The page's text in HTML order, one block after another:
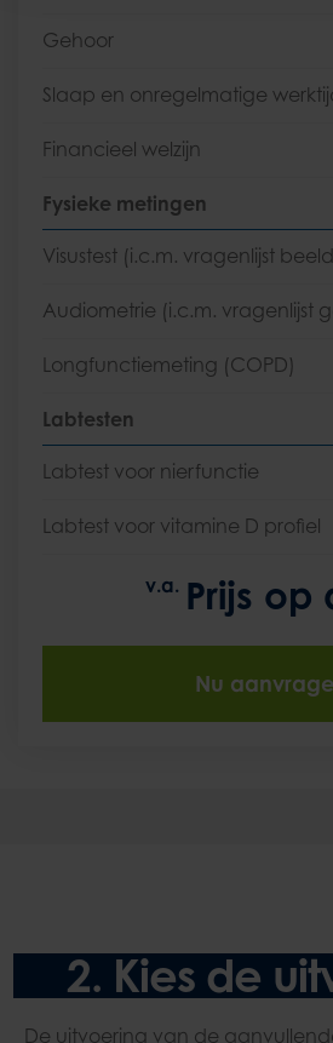
Gehoor
Slaap en onregelmatige
Financieel welzijn
Fysieke metingen
Visustest (i.c.m. vragenlijst
Audiometrie (i.c.m. vragenlijst
Longfunctiemeting (COPD)
Labtesten
Labtest voor nierfunctie
Labtest voor vitamine D profiel
v.a. Prijs op
Nu
2. Kies de
De uitvoering van de